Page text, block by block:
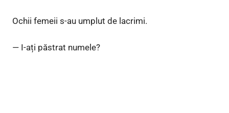
Ochii femeii s-au umplut de lacrimi.
— I-ați păstrat numele?